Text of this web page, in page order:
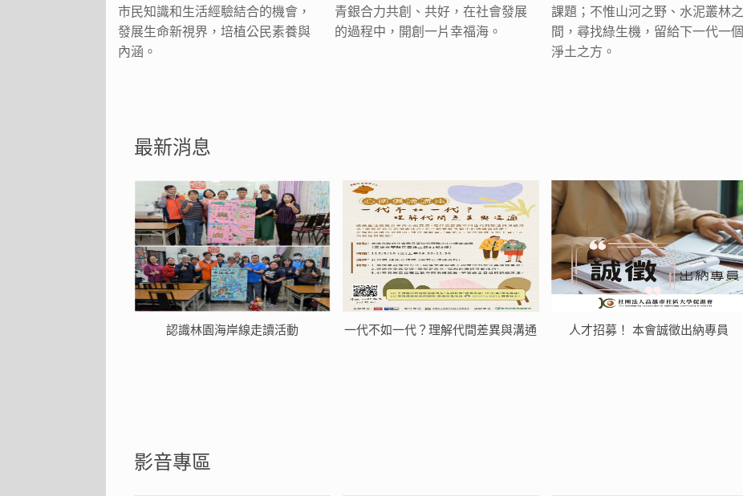
市民知識和生活經驗結合的機會，
發展生命新視界，培植公民素養與
內涵。
青銀合力共創、共好，在社會發展
的過程中，開創一片幸福海。
課題；不惟山河之野、水泥叢林之
間，尋找綠生機，留給下一代一個
淨土之方。
最新消息
認識林園海岸線走讀活動 一代不如一代？理解代間差異與溝通 人才招募！ 本會誠徵出納專員
影音專區